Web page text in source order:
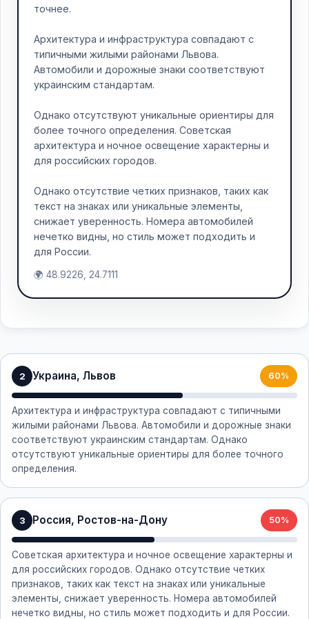
точнее.
Архитектура и инфраструктура совпадают с
типичными жилыми районами Львова.
Автомобили и дорожные знаки соответствуют
украинским стандартам.
Однако отсутствуют уникальные ориентиры для
более точного определения. Советская
архитектура и ночное освещение характерны и
для российских городов.
Однако отсутствие четких признаков, таких как
текст на знаках или уникальные элементы,
снижает уверенность. Номера автомобилей
нечетко видны, но стиль может подходить и
для России.
🌍 48.9226, 24.7111
2 Украина, Львов 60%
Архитектура и инфраструктура совпадают с типичными
жилыми районами Львова. Автомобили и дорожные знаки
соответствуют украинским стандартам. Однако
отсутствуют уникальные ориентиры для более точного
определения.
3 Россия, Ростов-на-Дону 50%
Советская архитектура и ночное освещение характерны и
для российских городов. Однако отсутствие четких
признаков, таких как текст на знаках или уникальные
элементы, снижает уверенность. Номера автомобилей
нечетко видны, но стиль может подходить и для России.